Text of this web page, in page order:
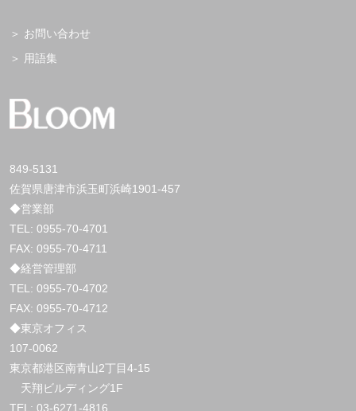
849-5131
佐賀県唐津市浜玉町浜崎1901-457
◆営業部
TEL: 0955-70-4701
FAX: 0955-70-4711
◆経営管理部
TEL: 0955-70-4702
FAX: 0955-70-4712
◆東京オフィス
107-0062
東京都港区南青山2丁目4-15
天翔ビルディング1F
TEL: 03-6271-4816
お問い合わせ
用語集